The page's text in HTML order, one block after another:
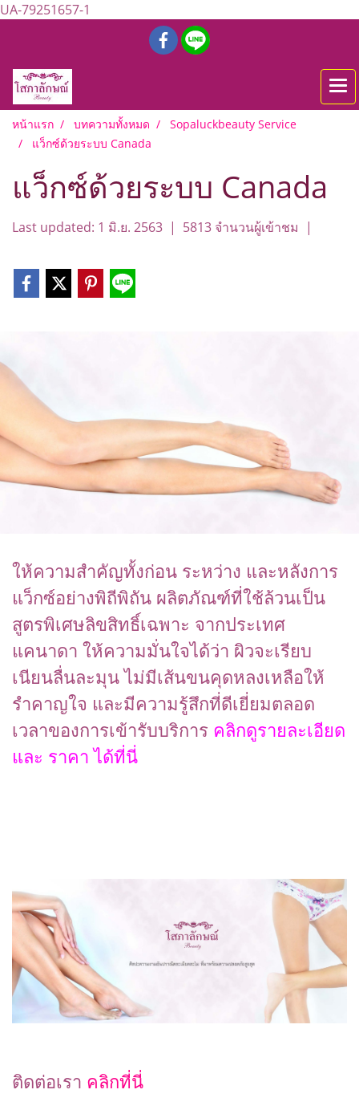
UA-79251657-1
หน้าแรก บทความทั้งหมด
Sopaluckbeauty Service
แว็กซ์ด้วยระบบ Canada
แว็กซ์ด้วยระบบ Canada
Last updated: 1 มิ.ย. 2563 | 5813 จำนวนผู้เข้าชม |
ให้ความสำคัญทั้งก่อน ระหว่าง และหลังการ
แว็กซ์อย่างพิถีพิถัน ผลิตภัณฑ์ที่ใช้ล้วนเป็น
สูตรพิเศษลิขสิทธิ์เฉพาะ จากประเทศ
แคนาดา ให้ความมั่นใจได้ว่า ผิวจะเรียบ
เนียนลื่นละมุน ไม่มีเส้นขนคุดหลงเหลือให้
รำคาญใจ และมีความรู้สึกที่ดีเยี่ยมตลอด
เวลาของการเข้ารับบริการ คลิกดูรายละเอียด
และ ราคา ได้ที่นี่
ติดต่อเรา คลิกที่นี่